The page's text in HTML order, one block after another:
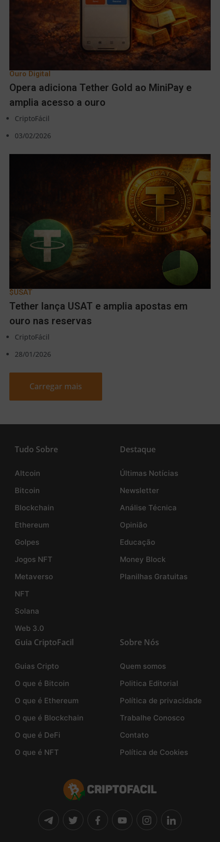
Ouro Digital
Opera adiciona Tether Gold ao MiniPay e
amplia acesso a ouro
CriptoFácil
03/02/2026
$USAT
Tether lança USAT e amplia apostas em
ouro nas reservas
CriptoFácil
28/01/2026
Carregar mais
Tudo Sobre
Altcoin
Bitcoin
Blockchain
Ethereum
Golpes
Jogos NFT
Metaverso
NFT
Solana
Web 3.0
Destaque
Últimas Notícias
Newsletter
Análise Técnica
Opinião
Educação
Money Block
Planilhas Gratuitas
Guia CriptoFacil
Guias Cripto
O que é Bitcoin
O que é Ethereum
O que é Blockchain
O que é DeFi
O que é NFT
Sobre Nós
Quem somos
Politica Editorial
Política de privacidade
Trabalhe Conosco
Contato
Política de Cookies